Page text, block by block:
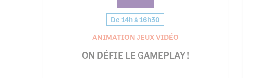
De 14h à 16h30
ANIMATION JEUX VIDÉO
ON DÉFIE LE GAMEPLAY !